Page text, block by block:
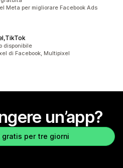
Meta per migliorare Facebook Ads
disponibile
di Facebook, Multipixel
un’app?
gratis per tre giorni